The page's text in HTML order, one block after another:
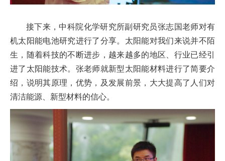
接下来，中科院化学研究所副研究员张志国老师对有
机太阳能电池研究进行了分享。太阳能对我们来说并不陌
生，随着科技的不断进步，越来越多的地区、行业已经引
进了太阳能技术。张老师就新型太阳能材料进行了简要介
绍，说明其原理，优势，及发展前景，大大提高了人们对
清洁能源、新型材料的信心。